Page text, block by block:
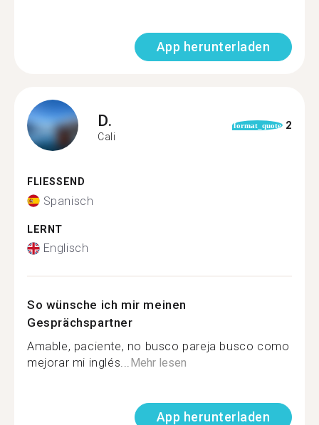
App herunterladen
D.
Cali
format_quote 2
FLIESSEND
Spanisch
LERNT
Englisch
So wünsche ich mir meinen
Gesprächspartner
Amable, paciente, no busco pareja busco como
mejorar mi inglés...Mehr lesen
App herunterladen